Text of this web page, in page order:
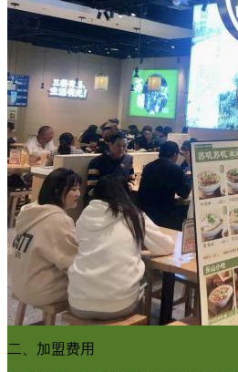
二、加盟费用